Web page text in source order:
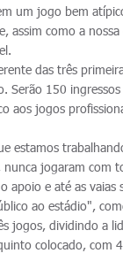
um jogo bem
assim como a
das três
Serão 150
aos jogos
estamos
jogaram com
e até as
ao estádio",
jogos, dividindo a
colocado, com